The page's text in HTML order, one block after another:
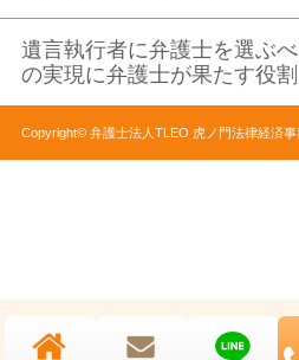
遺言執行者に弁護士を選ぶ
の実現に弁護士が果たす役割
Copyright© 弁護士法人TLEO 虎ノ門法律経済